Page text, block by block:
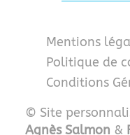
Mentions
Politique de
Conditions
© Site
Agnès Salmon &